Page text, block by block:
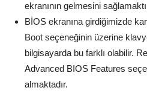
ekranının gelmesini
BİOS ekranına girdiğimizde
Boot seçeneğinin üzerine
bilgisayarda bu farklı olabilir.
Advanced BIOS Features
almaktadır.